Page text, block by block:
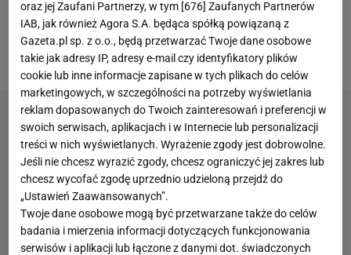
Deportivo" nazwało go nawet mianem
"obserwatora". Z udziałem Polaka doszło za to do
jednej zabawnej sytuacji.
oraz jej Zaufani Partnerzy, w tym [676] Zaufanych Partnerów
IAB, jak również Agora S.A. będąca spółką powiązaną z
Gazeta.pl sp. z o.o., będą przetwarzać Twoje dane osobowe
takie jak adresy IP, adresy e-mail czy identyfikatory plików
cookie lub inne informacje zapisane w tych plikach do celów
marketingowych, w szczególności na potrzeby wyświetlania
reklam dopasowanych do Twoich zainteresowań i preferencji w
swoich serwisach, aplikacjach i w Internecie lub personalizacji
treści w nich wyświetlanych. Wyrażenie zgody jest dobrowolne.
Jeśli nie chcesz wyrazić zgody, chcesz ograniczyć jej zakres lub
chcesz wycofać zgodę uprzednio udzieloną przejdź do
„Ustawień Zaawansowanych”.
Twoje dane osobowe mogą być przetwarzane także do celów
badania i mierzenia informacji dotyczących funkcjonowania
serwisów i aplikacji lub łączone z danymi dot. świadczonych